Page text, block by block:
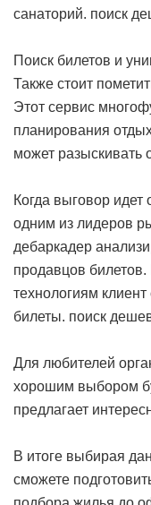
санаторий. поиск
Поиск билетов и
Также стоит
Этот сервис
планирования
может разыскивать
Когда выговор
одним из лидеров
дебаркадер
продавцов
технологиям
билеты. поиск
Для любителей
хорошим выбором
предлагает
В итоге выбирая
сможете